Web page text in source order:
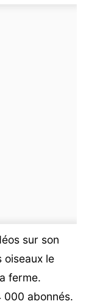
sur son
oiseaux le
ferme.
000 abonnés.